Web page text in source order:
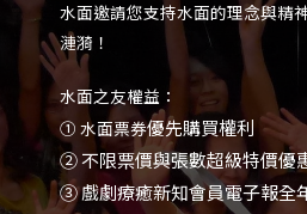
水面邀請您支持水面的理念與精
漣漪！
水面之友權益：
① 水面票券優先購買權利
②不限票價與張數超級特價優
③戲劇療癒新知會員電子報全